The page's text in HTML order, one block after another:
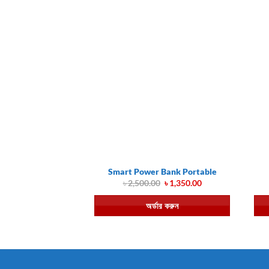
Smart Power Bank Portable
৳2,500.00 Original
price
was:
৳ 2,500.00.
৳1,350.00Current
is:
৳ 1,350.00.
অর্ডার করুন